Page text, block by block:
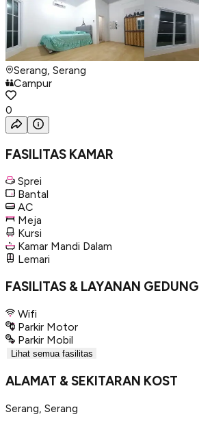
Serang, Serang
Campur
0
FASILITAS KAMAR
Sprei
Bantal
AC
Meja
Kursi
Kamar Mandi Dalam
Lemari
FASILITAS & LAYANAN GEDUNG
Wifi
Parkir Motor
Parkir Mobil
Lihat semua fasilitas
ALAMAT & SEKITARAN KOST
Serang Serang